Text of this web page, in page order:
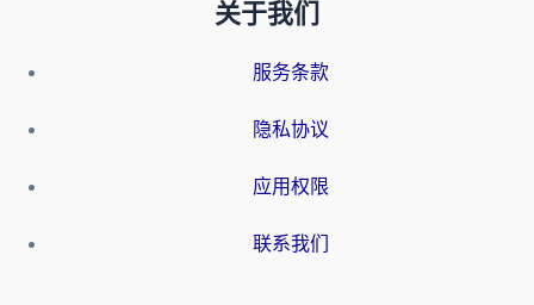
关于我们
服务条款
隐私协议
应用权限
联系我们